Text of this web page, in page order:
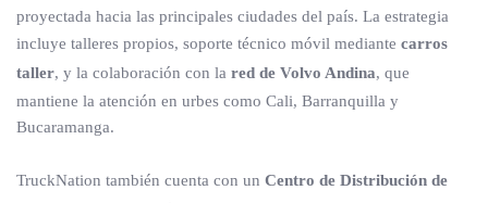
proyectada hacia las principales ciudades del país. La estrategia
incluye talleres propios, soporte técnico móvil mediante carros
taller, y la colaboración con la red de Volvo Andina, que
mantiene la atención en urbes como Cali, Barranquilla y
Bucaramanga.
TruckNation también cuenta con un Centro de Distribución de